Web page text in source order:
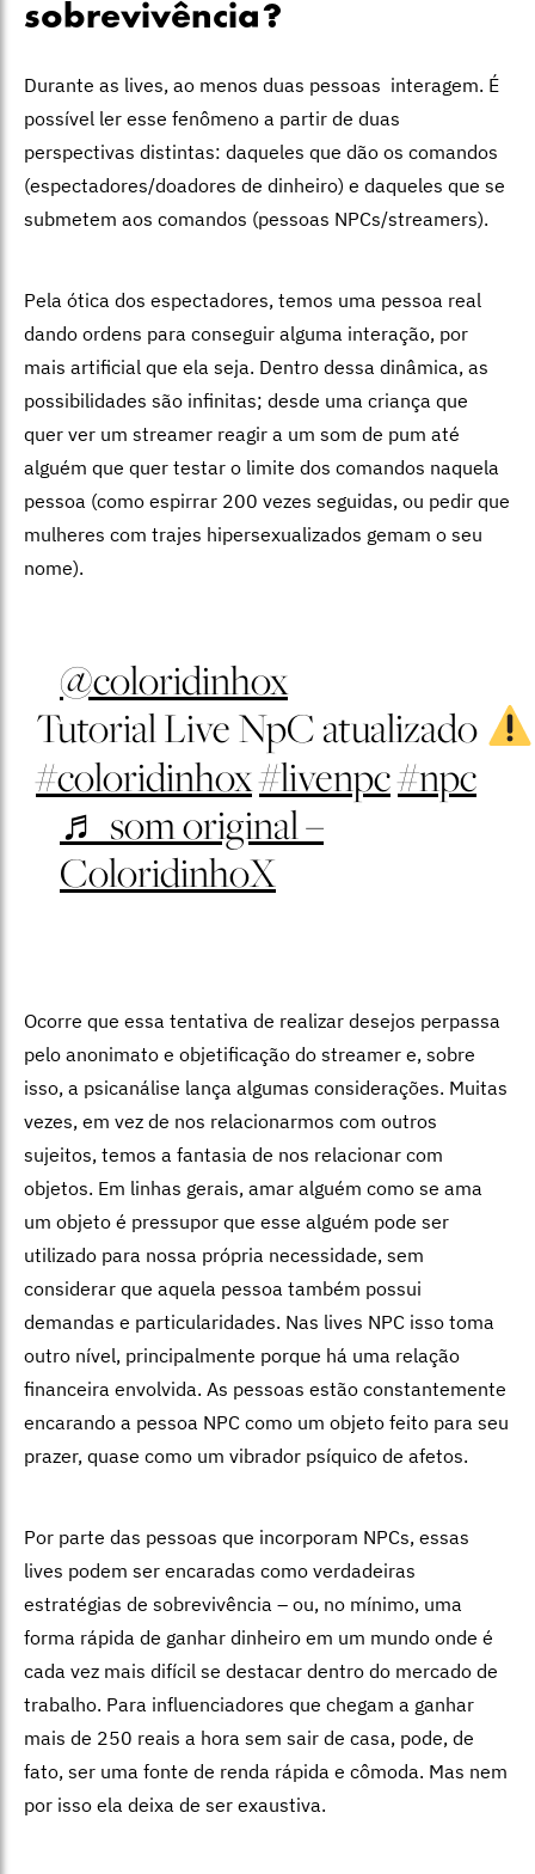
sobrevivência?
Durante as lives, ao menos duas pessoas interagem. É
possível ler esse fenômeno a partir de duas
perspectivas distintas: daqueles que dão os comandos
(espectadores/doadores de dinheiro) e daqueles que se
submetem aos comandos (pessoas NPCs/streamers).
Pela ótica dos espectadores, temos uma pessoa real
dando ordens para conseguir alguma interação, por
mais artificial que ela seja. Dentro dessa dinâmica, as
possibilidades são infinitas; desde uma criança que
quer ver um streamer reagir a um som de pum até
alguém que quer testar o limite dos comandos naquela
pessoa (como espirrar 200 vezes seguidas, ou pedir que
mulheres com trajes hipersexualizados gemam o seu
nome).
@coloridinhox
Tutorial Live NpC atualizado
#coloridinhox#livenpc#npc
♬ som original –
ColoridinhoX
Ocorre que essa tentativa de realizar desejos perpassa
pelo anonimato e objetificação do streamer e, sobre
isso, a psicanálise lança algumas considerações. Muitas
vezes, em vez de nos relacionarmos com outros
sujeitos, temos a fantasia de nos relacionar com
objetos. Em linhas gerais, amar alguém como se ama
um objeto é pressupor que esse alguém pode ser
utilizado para nossa própria necessidade, sem
considerar que aquela pessoa também possui
demandas e particularidades. Nas lives NPC isso toma
outro nível, principalmente porque há uma relação
financeira envolvida. As pessoas estão constantemente
encarando a pessoa NPC como um objeto feito para seu
prazer, quase como um vibrador psíquico de afetos.
Por parte das pessoas que incorporam NPCs, essas
lives podem ser encaradas como verdadeiras
estratégias de sobrevivência – ou, no mínimo, uma
forma rápida de ganhar dinheiro em um mundo onde é
cada vez mais difícil se destacar dentro do mercado de
trabalho. Para influenciadores que chegam a ganhar
mais de 250 reais a hora sem sair de casa, pode, de
fato, ser uma fonte de renda rápida e cômoda. Mas nem
por isso ela deixa de ser exaustiva.